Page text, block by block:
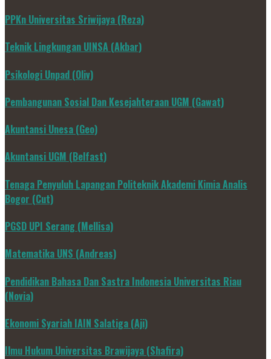
PPKn Universitas Sriwijaya (Reza)
Teknik Lingkungan UINSA (Akbar)
Psikologi Unpad (Oliv)
Pembangunan Sosial Dan Kesejahteraan UGM (Gawat)
Akuntansi Unesa (Geo)
Akuntansi UGM (Belfast)
Tenaga Penyuluh Lapangan Politeknik Akademi Kimia Analis
Bogor (Cut)
PGSD UPI Serang (Mellisa)
Matematika UNS (Andreas)
Pendidikan Bahasa Dan Sastra Indonesia Universitas Riau
(Novia)
Ekonomi Syariah IAIN Salatiga (Aji)
Ilmu Hukum Universitas Brawijaya (Shafira)